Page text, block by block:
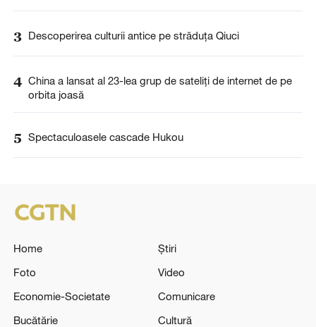
3 Descoperirea culturii antice pe străduța Qiuci
4 China a lansat al 23-lea grup de sateliți de internet de pe
orbita joasă
5 Spectaculoasele cascade Hukou
Home
Știri
Foto
Video
Economie-Societate
Comunicare
Bucătărie
Cultură